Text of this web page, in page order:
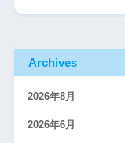
Archives
2026年8月
2026年6月